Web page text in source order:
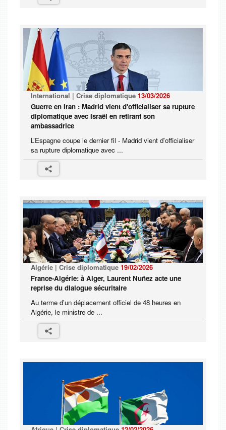
International | Crise diplomatique 13/03/2026
Guerre en Iran : Madrid vient d'officialiser sa rupture
diplomatique avec Israël en retirant son
ambassadrice
L’Espagne coupe le dernier fil - Madrid vient d'officialiser
sa rupture diplomatique avec ...
Algérie | Crise diplomatique 19/02/2026
France-Algérie: à Alger, Laurent Nuñez acte une
reprise du dialogue sécuritaire
Au terme d'un déplacement officiel de 48 heures en
Algérie, le ministre de ...